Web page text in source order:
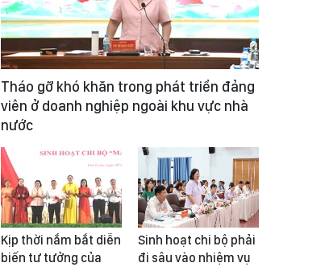
Tháo gỡ khó khăn trong phát triển đảng
viên ở doanh nghiệp ngoài khu vực nhà
nước
Kịp thời nắm bắt diễn
biến tư tưởng của
Sinh hoạt chi bộ phải
đi sâu vào nhiệm vụ